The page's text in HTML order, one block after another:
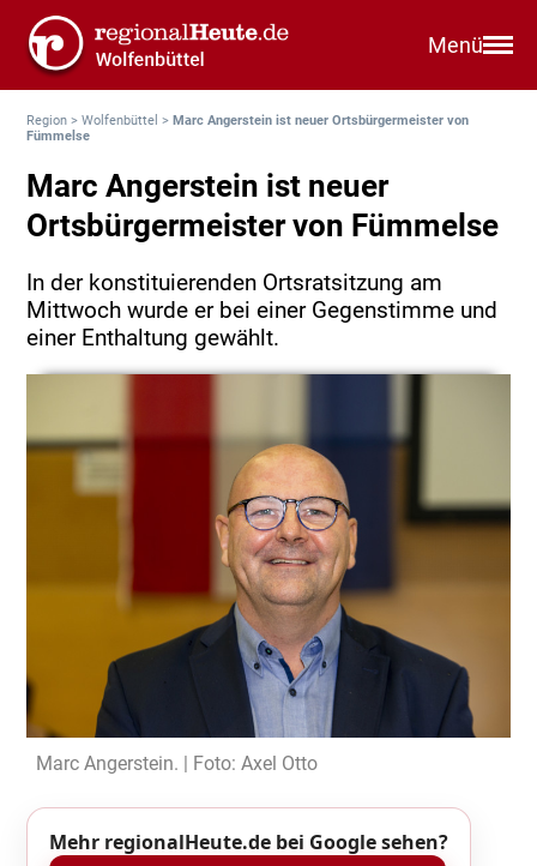
Menü
Region >Wolfenbüttel >Marc Angerstein ist neuer Ortsbürgermeister von
Fümmelse
Marc Angerstein ist neuer
Ortsbürgermeister von Fümmelse
In der konstituierenden Ortsratsitzung am
Mittwoch wurde er bei einer Gegenstimme und
einer Enthaltung gewählt.
Marc Angerstein. | Foto: Axel Otto
Mehr regionalHeute.de bei Google sehen?